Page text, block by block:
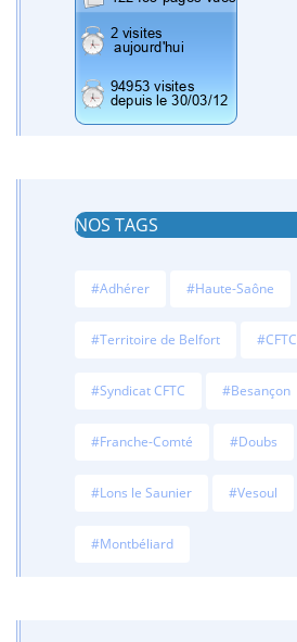
NOS TAGS
#Adhérer #Haute-Saône
#Territoire de Belfort #CFTC
#Syndicat CFTC #Besançon
#Franche-Comté #Doubs
#Lons le Saunier #Vesoul
#Montbéliard